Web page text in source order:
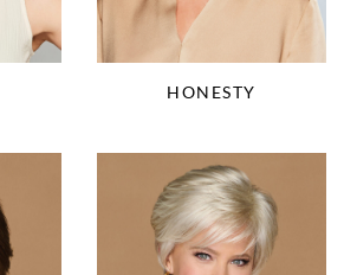
HONESTY